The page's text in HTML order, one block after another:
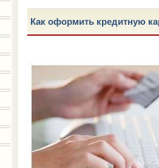
Как оформить кредитную